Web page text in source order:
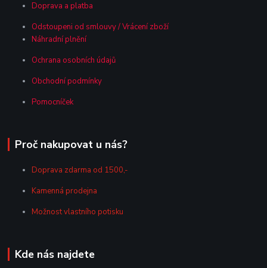
Doprava a platba
Odstoupeni od smlouvy / Vrácení zboží
Náhradní plnění
Ochrana osobních údajů
Obchodní podmínky
Pomocníček
Proč nakupovat u nás?
Doprava zdarma od 1500,-
Kamenná prodejna
Možnost vlastního potisku
Kde nás najdete